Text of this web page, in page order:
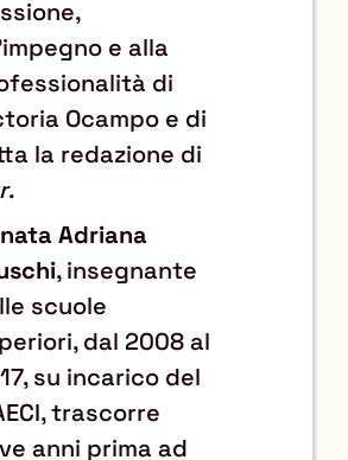
e alla
di
Ocampo e di
la redazione di
.
Adriana
, insegnante
scuole
dal 2008 al
su incarico del
trascorre
anni prima ad